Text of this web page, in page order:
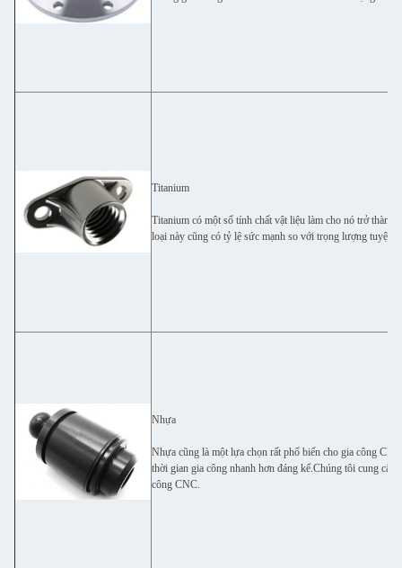
Titanium
Titanium có một số tính chất vật liệu làm cho nó trở
loại này cũng có tỷ lệ sức mạnh so với trọng lượng tuyệt
Nhựa
Nhựa cũng là một lựa chọn rất phổ biến cho gia công
thời gian gia công nhanh hơn đáng kể.Chúng tôi cung cấp
công CNC.